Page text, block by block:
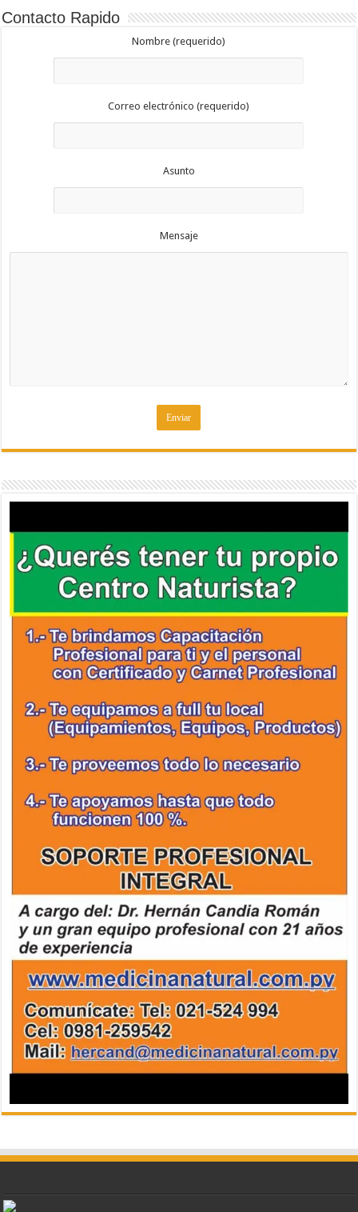
Contacto Rapido
Nombre (requerido)
Correo electrónico (requerido)
Asunto
Mensaje